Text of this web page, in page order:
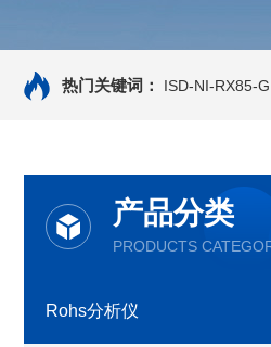
热门关键词： ISD-NI-RX85-
产品分类
PRODUCTS
Rohs分析仪